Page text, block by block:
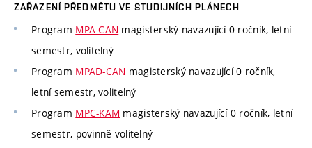
ZAŘAZENÍ PŘEDMĚTU VE STUDIJNÍCH PLÁNECH
Program MPA-CAN magisterský navazující 0 ročník, letní
semestr, volitelný
Program MPAD-CAN magisterský navazující 0 ročník,
letní semestr, volitelný
Program MPC-KAM magisterský navazující 0 ročník, letní
semestr, povinně volitelný